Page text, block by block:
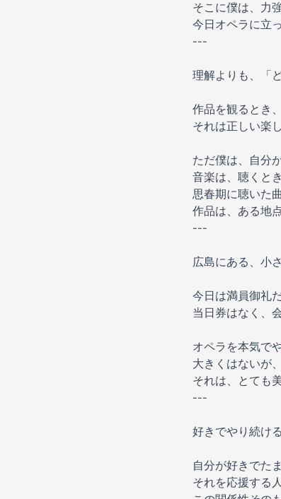
そこに僕は、力
今日オペラに立
---
理解よりも、「
作品を観るとき
それは正しい楽
ただ僕は、自分
音楽は、聴くと
思春期に聴いた
作品は、ある地
---
広島にある、小
今日は満員御礼
当日券はなく、
オペラを本気で
大きくはないが
それは、とても
---
好きでやり続け
自分が好きでた
それを応援する人